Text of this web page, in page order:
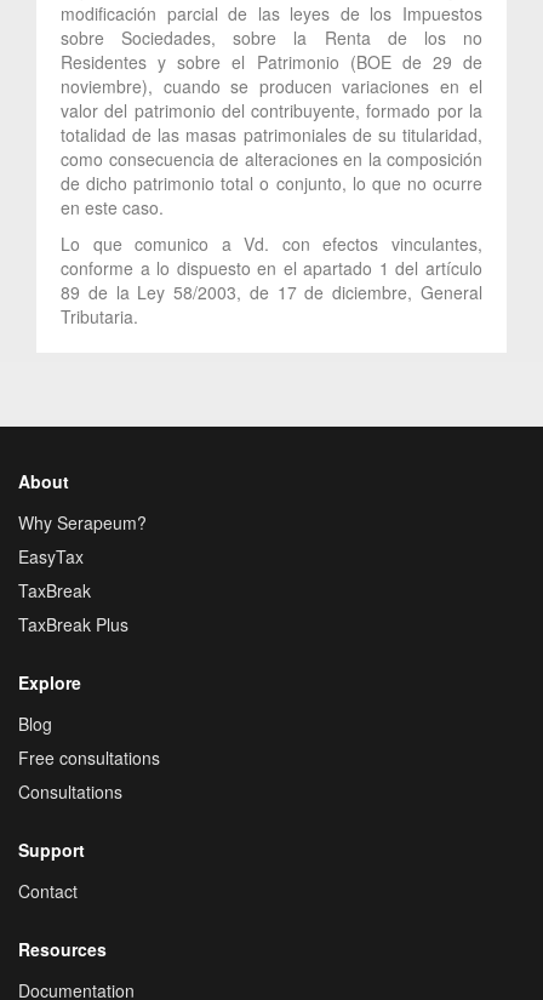
modificación parcial de las leyes de los Impuestos
sobre Sociedades, sobre la Renta de los no
Residentes y sobre el Patrimonio (BOE de 29 de
noviembre), cuando se producen variaciones en el
valor del patrimonio del contribuyente, formado por la
totalidad de las masas patrimoniales de su titularidad,
como consecuencia de alteraciones en la composición
de dicho patrimonio total o conjunto, lo que no ocurre
en este caso.
Lo que comunico a Vd. con efectos vinculantes,
conforme a lo dispuesto en el apartado 1 del artículo
89 de la Ley 58/2003, de 17 de diciembre, General
Tributaria.
About
Why Serapeum?
EasyTax
TaxBreak
TaxBreak Plus
Explore
Blog
Free consultations
Consultations
Support
Contact
Resources
Documentation